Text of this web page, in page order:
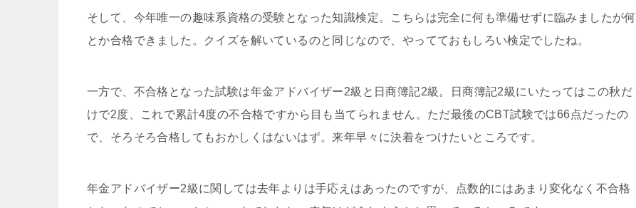
そして、今年唯一の趣味系資格の受験となった知識検定。こちらは完全に何も準備せずに臨みましたが何
とか合格できました。クイズを解いているのと同じなので、やってておもしろい検定でしたね。
一方で、不合格となった試験は年金アドバイザー2級と日商簿記2級。日商簿記2級にいたってはこの秋だ
けで2度、これで累計4度の不合格ですから目も当てられません。ただ最後のCBT試験では66点だったの
で、そろそろ合格してもおかしくはないはず。来年早々に決着をつけたいところです。
年金アドバイザー2級に関しては去年よりは手応えはあったのですが、点数的にはあまり変化なく不合格